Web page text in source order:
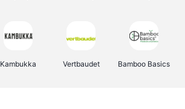
Kambukka Vertbaudet Bamboo Basics